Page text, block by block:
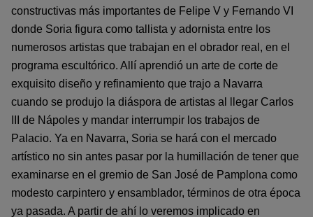
constructivas más importantes de Felipe V y Fernando VI
donde Soria figura como tallista y adornista entre los
numerosos artistas que trabajan en el obrador real, en el
programa escultórico. Allí aprendió un arte de corte de
exquisito diseño y refinamiento que trajo a Navarra
cuando se produjo la diáspora de artistas al llegar Carlos
III de Nápoles y mandar interrumpir los trabajos de
Palacio. Ya en Navarra, Soria se hará con el mercado
artístico no sin antes pasar por la humillación de tener que
examinarse en el gremio de San José de Pamplona como
modesto carpintero y ensamblador, términos de otra época
ya pasada. A partir de ahí lo veremos implicado en